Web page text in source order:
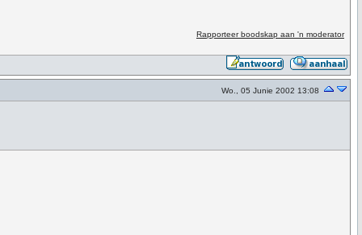
Rapporteer boodskap aan 'n moderator
Wo., 05 Junie 2002 13:08